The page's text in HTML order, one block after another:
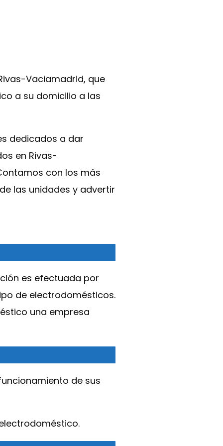
Vaciamadrid, que
a su domicilio a las
dedicados a dar
en Rivas-
con los más
las unidades y advertir
es efectuada por
de electrodomésticos.
una empresa
de sus